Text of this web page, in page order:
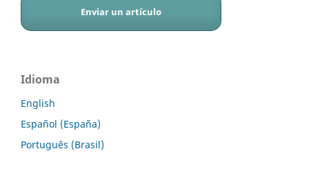
Enviar un artículo
Idioma
English
Español (España)
Português (Brasil)